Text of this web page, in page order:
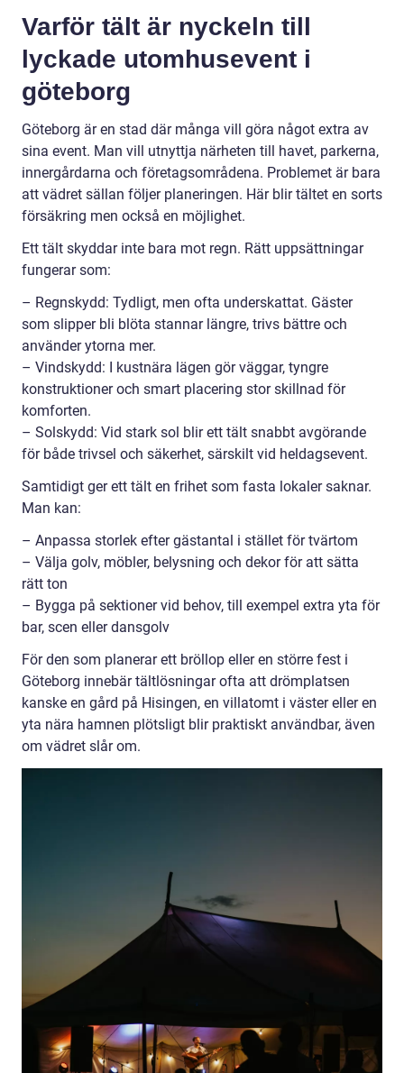
Varför tält är nyckeln till
lyckade utomhusevent i
göteborg
Göteborg är en stad där många vill göra något extra av
sina event. Man vill utnyttja närheten till havet, parkerna,
innergårdarna och företagsområdena. Problemet är bara
att vädret sällan följer planeringen. Här blir tältet en sorts
försäkring men också en möjlighet.
Ett tält skyddar inte bara mot regn. Rätt uppsättningar
fungerar som:
– Regnskydd: Tydligt, men ofta underskattat. Gäster
som slipper bli blöta stannar längre, trivs bättre och
använder ytorna mer.
– Vindskydd: I kustnära lägen gör väggar, tyngre
konstruktioner och smart placering stor skillnad för
komforten.
– Solskydd: Vid stark sol blir ett tält snabbt avgörande
för både trivsel och säkerhet, särskilt vid heldagsevent.
Samtidigt ger ett tält en frihet som fasta lokaler saknar.
Man kan:
– Anpassa storlek efter gästantal i stället för tvärtom
– Välja golv, möbler, belysning och dekor för att sätta
rätt ton
– Bygga på sektioner vid behov, till exempel extra yta för
bar, scen eller dansgolv
För den som planerar ett bröllop eller en större fest i
Göteborg innebär tältlösningar ofta att drömplatsen
kanske en gård på Hisingen, en villatomt i väster eller en
yta nära hamnen plötsligt blir praktiskt användbar, även
om vädret slår om.